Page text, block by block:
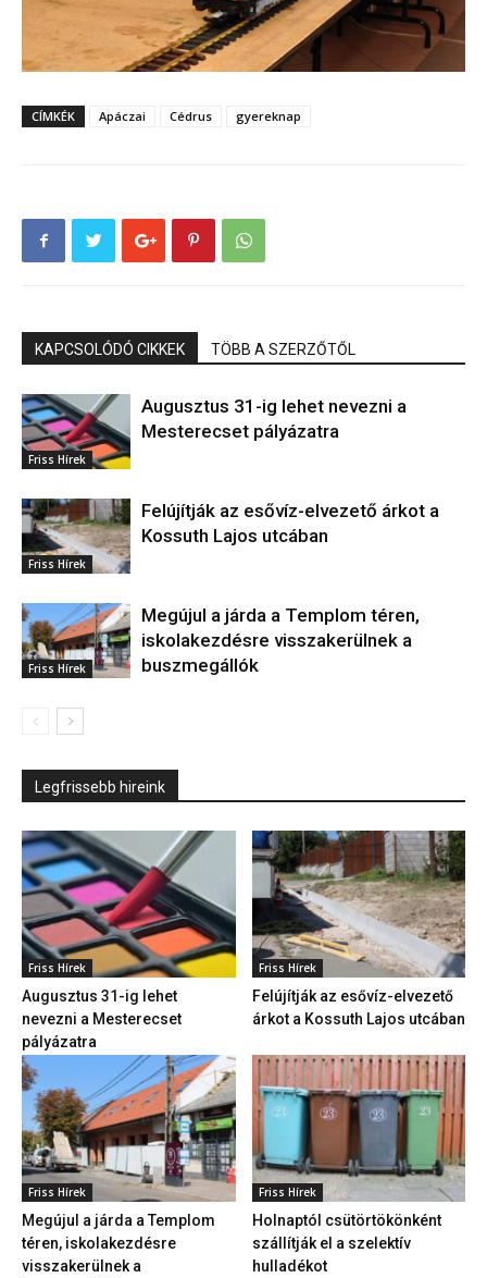
CÍMKÉK Apáczai Cédrus gyereknap
KAPCSOLÓDÓ CIKKEK TÖBB A SZERZŐTŐL
Friss Hírek
Augusztus 31-ig lehet nevezni a
Mesterecset pályázatra
Friss Hírek
Felújítják az esővíz-elvezető árkot a
Kossuth Lajos utcában
Friss Hírek
Megújul a járda a Templom téren,
iskolakezdésre visszakerülnek a
buszmegállók
Legfrissebb hireink
Friss Hírek
Augusztus 31-ig lehet
nevezni a Mesterecset
pályázatra
Friss Hírek
Felújítják az esővíz-elvezető
árkot a Kossuth Lajos utcában
Friss Hírek
Megújul a járda a Templom
téren, iskolakezdésre
visszakerülnek a
Friss Hírek
Holnaptól csütörtökönként
szállítják el a szelektív
hulladékot